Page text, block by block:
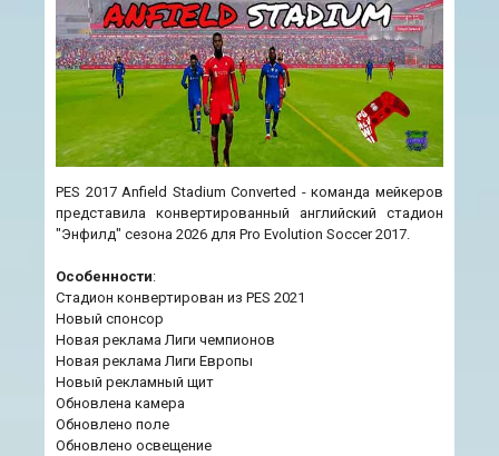
PES 2017 Anfield Stadium Converted - команда мейкеров
представила конвертированный английский стадион
"Энфилд" сезона 2026 для Pro Evolution Soccer 2017.
Особенности:
Стадион конвертирован из PES 2021
Новый спонсор
Новая реклама Лиги чемпионов
Новая реклама Лиги Европы
Новый рекламный щит
Обновлена камера
Обновлено поле
Обновлено освещение